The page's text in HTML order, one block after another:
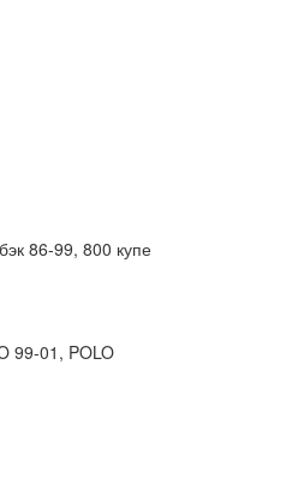
86-99, 800 купе
99-01, POLO